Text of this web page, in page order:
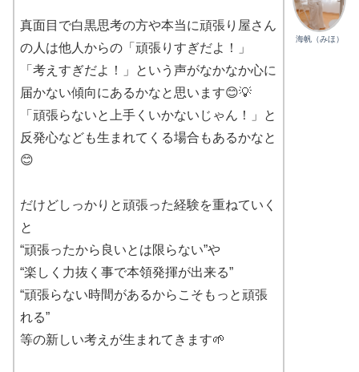
海帆（みほ）
真面目で白黒思考の方や本当に頑張り屋さん
の人は他人からの「頑張りすぎだよ！」
「考えすぎだよ！」という声がなかなか心に
届かない傾向にあるかなと思います😊💡
「頑張らないと上手くいかないじゃん！」と
反発心なども生まれてくる場合もあるかなと
😊
だけどしっかりと頑張った経験を重ねていく
と
“頑張ったから良いとは限らない”や
“楽しく力抜く事で本領発揮が出来る”
“頑張らない時間があるからこそもっと頑張
れる”
等の新しい考えが生まれてきます🌱